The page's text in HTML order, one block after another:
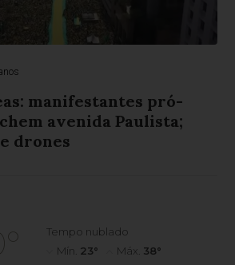
manifestantes pró-
avenida Paulista;
drones
Tempo nublado
Mín. 23° Máx. 38°